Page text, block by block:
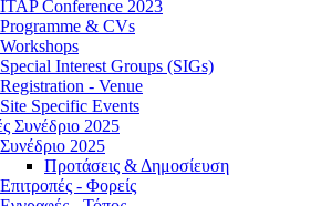
ITAP Conference 2023
Programme & CVs
Workshops
Special Interest Groups (SIGs)
Registration - Venue
Site Specific Events
Συνέδριο 2025
Συνέδριο 2025
Προτάσεις & Δημοσίευση
Επιτροπές - Φορείς